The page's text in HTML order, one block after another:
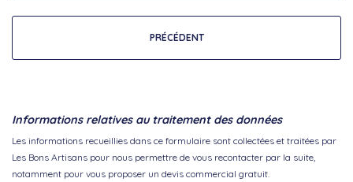
PRÉCÉDENT
Informations relatives au traitement des données
Les informations recueillies dans ce formulaire sont collectées et traitées par
Les Bons Artisans pour nous permettre de vous recontacter par la suite,
notamment pour vous proposer un devis commercial gratuit.